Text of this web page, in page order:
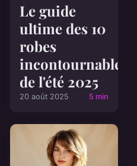
Le guide
ultime des 10
robes
incontournables
de l'été 2025
20 août 2025 5 min